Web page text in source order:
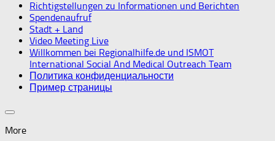
Richtigstellungen zu Informationen und Berichten
Spendenaufruf
Stadt + Land
Video Meeting Live
Willkommen bei Regionalhilfe.de und ISMOT
International Social And Medical Outreach Team
Политика конфиденциальности
Пример страницы
More